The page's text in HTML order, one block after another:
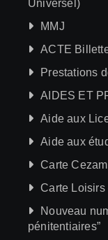
Universel)
MMJ
ACTE
Prestations
AIDES ET
Aide aux
Aide aux
Carte
Carte Loisirs
Nouveau
pénitentiaires”